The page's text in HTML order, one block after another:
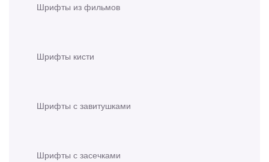
Шрифты из фильмов
Шрифты кисти
Шрифты с завитушками
Шрифты с засечками